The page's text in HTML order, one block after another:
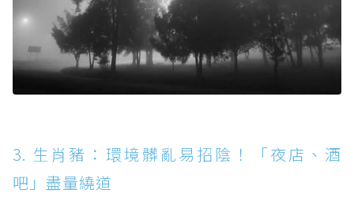
3. 生肖豬：環境髒亂易招陰！「夜店、酒
吧」盡量繞道